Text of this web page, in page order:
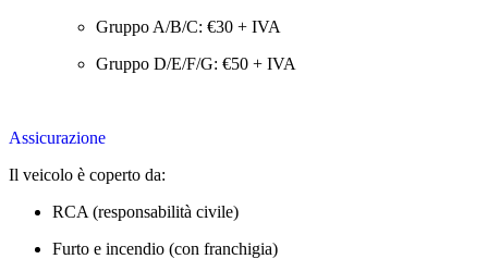
Gruppo A/B/C: €30 + IVA
Gruppo D/E/F/G: €50 + IVA
Assicurazione
Il veicolo è coperto da:
RCA (responsabilità civile)
Furto e incendio (con franchigia)